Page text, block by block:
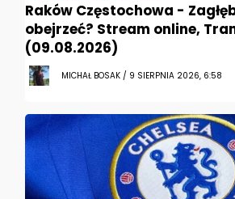
Raków Częstochowa -
obejrzeć? Stream online,
(09.08.2026)
MICHAŁ BOSAK / 9 SIERPNIA 2026, 6:58